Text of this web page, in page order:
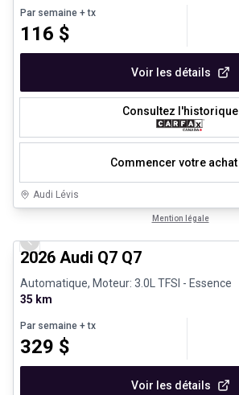
Par semaine + tx
116 $
Voir les détails
Consultez l'historique
Commencer votre achat
Audi Lévis
Mention légale
Previous slide
2026 Audi Q7 Q7
Automatique, Moteur: 3.0L TFSI - Essence
35 km
Par semaine + tx
329 $
Voir les détails